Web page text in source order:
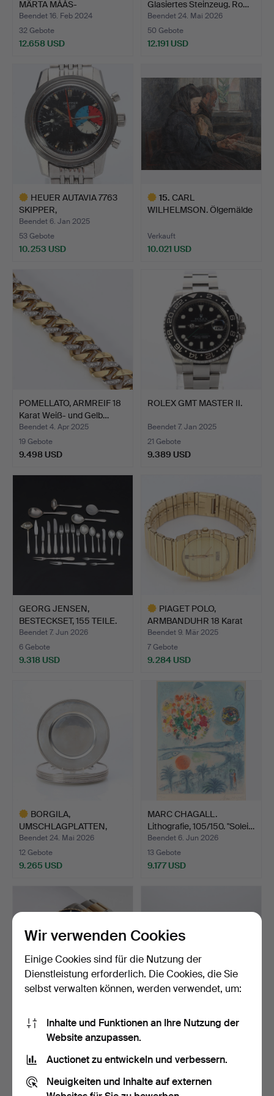
MÄRTA MÅÅS-
FJETTERSTRÖM AB…
Beendet 16. Feb 2024
32 Gebote
12.658 USD
Glasiertes Steinzeug. Ro…
Beendet 24. Mai 2026
50 Gebote
12.191 USD
HEUER AUTAVIA 7763
SKIPPER,
CHRONOGRAPH. A…
Beendet 6. Jan 2025
53 Gebote
10.253 USD
Objekt
15. CARL
WILHELMSON. Ölgemälde
Verkauft
10.021 USD
POMELLATO, ARMREIF 18
Karat Weiß- und Gelb…
Beendet 4. Apr 2025
19 Gebote
9.498 USD
ROLEX GMT MASTER II.
Beendet 7. Jan 2025
21 Gebote
9.389 USD
GEORG JENSEN,
BESTECKSET, 155 TEILE.
Sterl…
Beendet 7. Jun 2026
6 Gebote
9.318 USD
PIAGET POLO,
ARMBANDUHR 18 Karat
Gold in G…
Beendet 9. Mär 2025
7 Gebote
9.284 USD
BORGILA,
UMSCHLAGPLATTEN,
ACHT STÜCK Sterl…
Beendet 24. Mai 2026
12 Gebote
9.265 USD
MARC CHAGALL.
Lithografie, 105/150. "Solei…
Beendet 6. Jun 2026
13 Gebote
9.177 USD
ROLEX SUBMARINER,
PERPETUAL, HERREN.
Beendet 19. Nov 2023
12 Gebote
Ausgewähltes
IB KOFOD-LARSEN.
SESSEL, EIN PAAR.
23 Gebote
Ausgewähltes
Wir verwenden Cookies
Einige Cookies sind für die Nutzung der
Dienstleistung erforderlich. Die Cookies, die Sie
selbst verwalten können, werden verwendet, um:
Inhalte und Funktionen an Ihre Nutzung der
Website anzupassen.
Auctionet zu entwickeln und verbessern.
Neuigkeiten und Inhalte auf externen